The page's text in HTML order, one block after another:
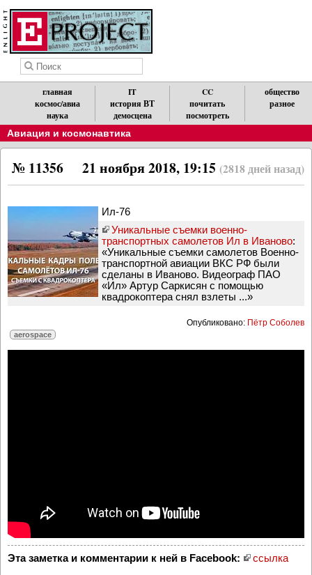
главная
космос/авиа
наука
IT
история ВТ
демосцена
CC
почитать
посмотреть
общество
разное
Авиация и космонавтика
21 ноября 2018, 19:15 (2818 дней назад)
№ 11356
Ил-76
Уникальные съемки военно-
транспортных самолетов Ил в Иваново:
«Уникальные съемки самолетов Военно-
транспортной авиации ВКС РФ были
сделаны в Иваново. Видеограф ПАО
«Ил» Артур Саркисян с помощью
квадрокоптера снял взлеты ...»
Опубликовано: Пётр Соболев
aerospace
Эта заметка и комментарии к ней в Facebook: ссылка